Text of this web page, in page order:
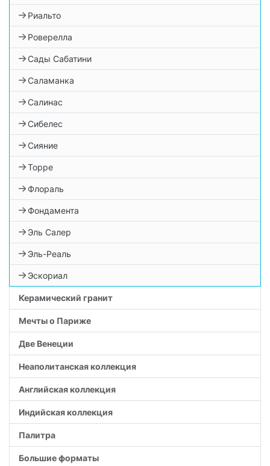
Риальто
Роверелла
Сады Сабатини
Саламанка
Салинас
Сибелес
Сияние
Торре
Флораль
Фондамента
Эль Салер
Эль-Реаль
Эскориал
Керамический гранит
Мечты о Париже
Две Венеции
Неаполитанская коллекция
Английская коллекция
Индийская коллекция
Палитра
Большие форматы